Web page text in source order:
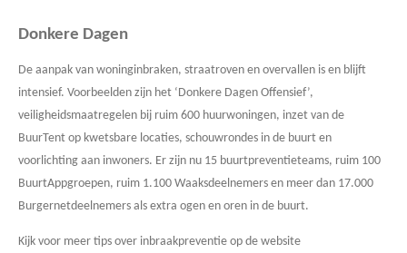
Donkere Dagen
De aanpak van woninginbraken, straatroven en overvallen is en blijft
intensief. Voorbeelden zijn het ‘Donkere Dagen Offensief’,
veiligheidsmaatregelen bij ruim 600 huurwoningen, inzet van de
BuurTent op kwetsbare locaties, schouwrondes in de buurt en
voorlichting aan inwoners. Er zijn nu 15 buurtpreventieteams, ruim 100
BuurtAppgroepen, ruim 1.100 Waaksdeelnemers en meer dan 17.000
Burgernetdeelnemers als extra ogen en oren in de buurt.
Kijk voor meer tips over inbraakpreventie op de website